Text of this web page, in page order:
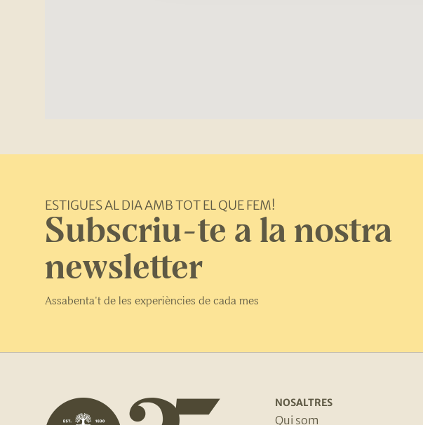
ESTIGUES AL DIA AMB TOT EL QUE FEM!
Subscriu-te a la nostra
newsletter
Assabenta't de les experiències de cada mes
NOSALTRES
Qui som